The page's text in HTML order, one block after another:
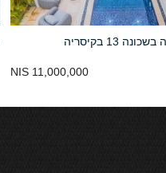
13 בקיסריה
11,000,000 NIS